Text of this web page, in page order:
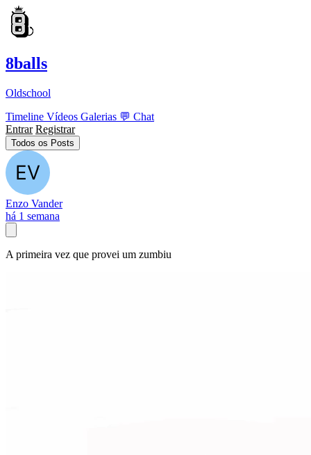
8balls
Oldschool
Timeline Vídeos Galerias 💬 Chat
Entrar Registrar
Todos os Posts
Enzo Vander
há 1 semana
A primeira vez que provei um zumbiu